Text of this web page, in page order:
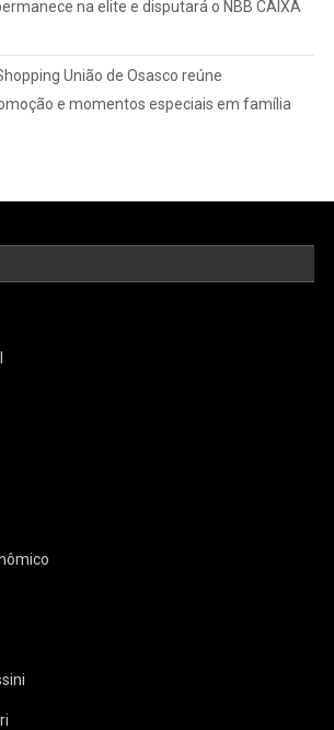
na elite e disputará o NBB CAIXA
União de Osasco reúne
e momentos especiais em família